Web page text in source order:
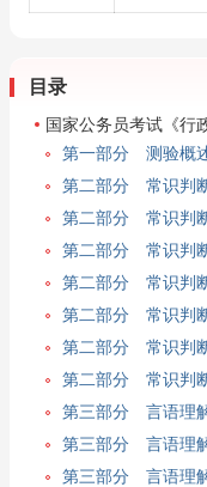
目录
国家公务员考试《行
第一部分 测验概
第二部分 常识判
第二部分 常识判
第二部分 常识判
第二部分 常识判
第二部分 常识判
第二部分 常识判
第二部分 常识判
第三部分 言语理
第三部分 言语理
第三部分 言语理